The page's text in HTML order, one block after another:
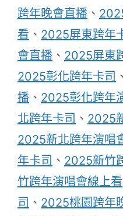
跨年晚會直播 、
看 、 2025屏東跨年
會直播 、 2025屏東
2025彰化跨年卡司 、
播 、 2025彰化跨年
北跨年卡司 、 2025
2025新北跨年演唱
年卡司 、 2025新竹
竹跨年演唱會線上看
司 、 2025桃園跨年